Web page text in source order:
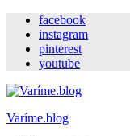
facebook
instagram
pinterest
youtube
Varíme.blog